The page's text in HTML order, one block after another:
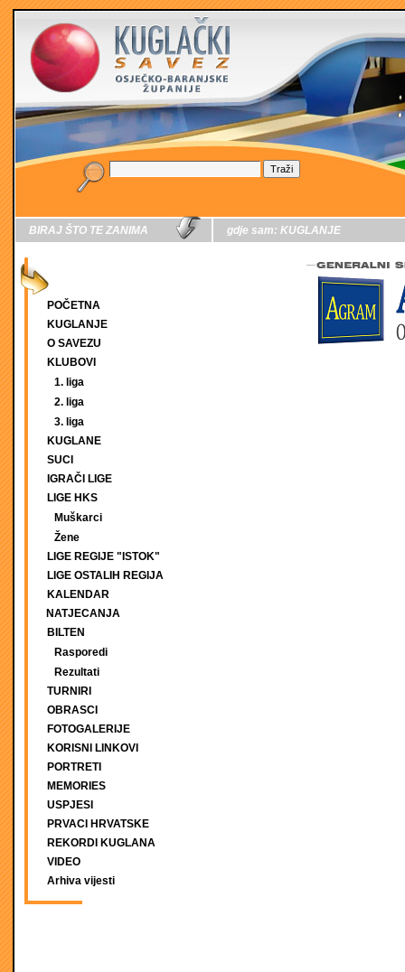
BIRAJ ŠTO TE ZANIMA
POČETNA
KUGLANJE
O SAVEZU
KLUBOVI
1. liga
2. liga
3. liga
KUGLANE
SUCI
IGRAČI LIGE
LIGE HKS
Muškarci
Žene
LIGE REGIJE "ISTOK"
LIGE OSTALIH REGIJA
KALENDAR
NATJECANJA
BILTEN
Rasporedi
Rezultati
TURNIRI
OBRASCI
FOTOGALERIJE
KORISNI LINKOVI
PORTRETI
MEMORIES
USPJESI
PRVACI HRVATSKE
REKORDI KUGLANA
VIDEO
Arhiva vijesti
gdje sam: KUGLANJE